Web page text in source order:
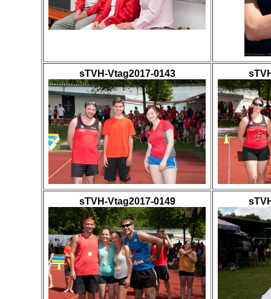
sTVH-Vtag2017-0143
sTVH-Vtag2017-0149